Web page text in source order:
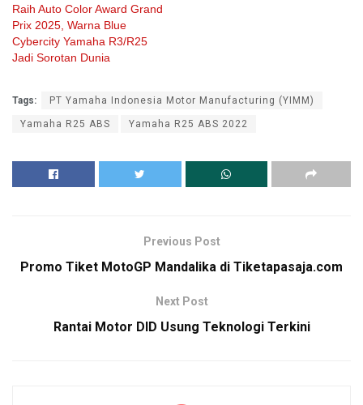
Raih Auto Color Award Grand
Prix 2025, Warna Blue
Cybercity Yamaha R3/R25
Jadi Sorotan Dunia
Tags: PT Yamaha Indonesia Motor Manufacturing (YIMM)
Yamaha R25 ABS Yamaha R25 ABS 2022
Previous Post
Promo Tiket MotoGP Mandalika di Tiketapasaja.com
Next Post
Rantai Motor DID Usung Teknologi Terkini